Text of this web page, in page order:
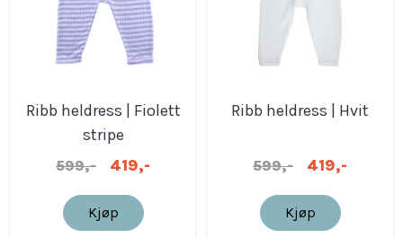
Ribb heldress | Fiolett
stripe
599,- 419,-
Kjøp
Ribb heldress | Hvit
599,- 419,-
Kjøp